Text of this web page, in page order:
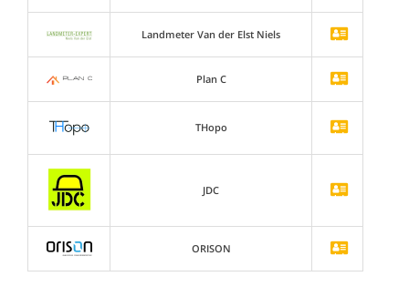
Landmeter Van der Elst Niels
Plan C
THopo
JDC
ORISON